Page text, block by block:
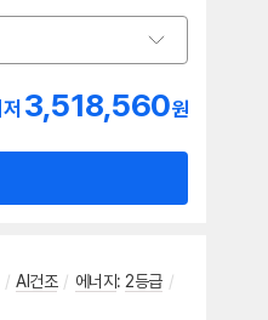
3,518,560원
/ AI건조 / 에너지 : 2등급 /